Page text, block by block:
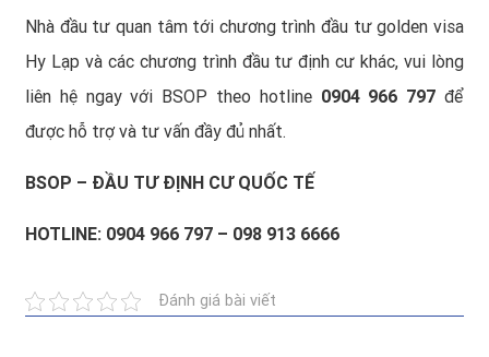
Nhà đầu tư quan tâm tới chương trình đầu tư golden visa
Hy Lạp và các chương trình đầu tư định cư khác, vui lòng
liên hệ ngay với BSOP theo hotline 0904 966 797 để
được hỗ trợ và tư vấn đầy đủ nhất.
BSOP – ĐẦU TƯ ĐỊNH CƯ QUỐC TẾ
HOTLINE: 0904 966 797 – 098 913 6666
Đánh giá bài viết